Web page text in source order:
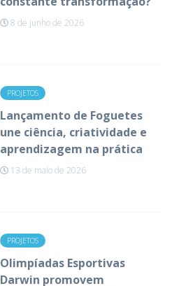
8 de junho de 2026
PROJETOS
Lançamento de Foguetes
une ciência, criatividade e
aprendizagem na prática
13 de maio de 2026
PROJETOS
Olimpíadas Esportivas
Darwin promovem